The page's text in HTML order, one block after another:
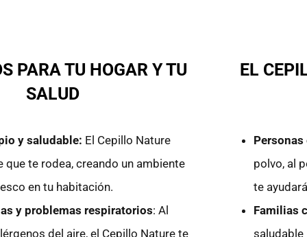
PARA TU HOGAR Y TU
SALUD
y saludable: El Cepillo Nature
que te rodea, creando un ambiente
en tu habitación.
y problemas respiratorios: Al
del aire, el Cepillo Nature te
EL
polvo, al
te
Familias